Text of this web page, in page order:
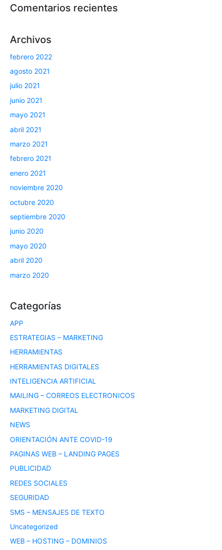
Comentarios recientes
Archivos
febrero 2022
agosto 2021
julio 2021
junio 2021
mayo 2021
abril 2021
marzo 2021
febrero 2021
enero 2021
noviembre 2020
octubre 2020
septiembre 2020
junio 2020
mayo 2020
abril 2020
marzo 2020
Categorías
APP
ESTRATEGIAS – MARKETING
HERRAMIENTAS
HERRAMIENTAS DIGITALES
INTELIGENCIA ARTIFICIAL
MAILING – CORREOS ELECTRONICOS
MARKETING DIGITAL
NEWS
ORIENTACIÓN ANTE COVID-19
PAGINAS WEB – LANDING PAGES
PUBLICIDAD
REDES SOCIALES
SEGURIDAD
SMS – MENSAJES DE TEXTO
Uncategorized
WEB – HOSTING – DOMINIOS